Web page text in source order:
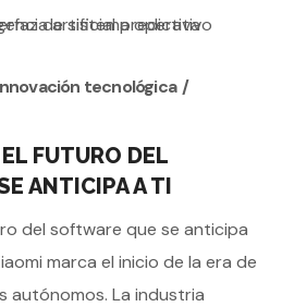
tecnológica
FUTURO DEL
ANTICIPA A TI
del software que se anticipa
marca el inicio de la era de
autónomos. La industria